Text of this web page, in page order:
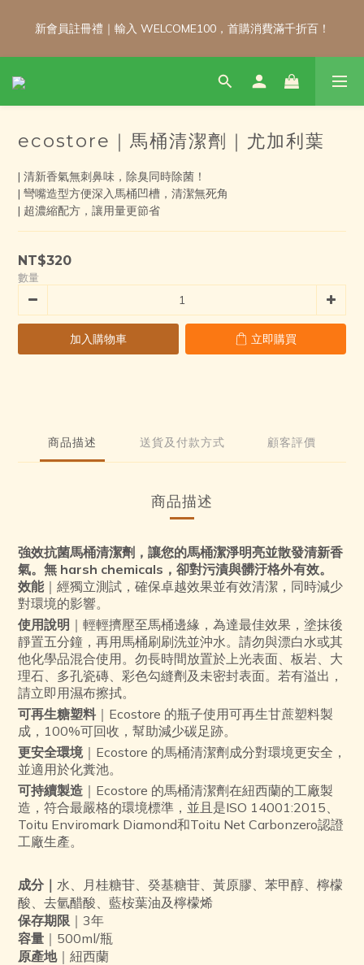
新會員註冊禮｜輸入 WELCOME100，首購消費滿千折百！
新會員註冊禮｜輸入 WELCOME100，首購消費滿千折百！
\ 免運門檻調整公告 / 6月1日起，常溫商品消費滿2,000免運！低溫
新會員註冊禮｜輸入 WELCOME100，首購消費滿千折百！
ecostore｜馬桶清潔劑｜尤加利葉
| 清新香氣無刺鼻味，除臭同時除菌！
| 彎嘴造型方便深入馬桶凹槽，清潔無死角
| 超濃縮配方，讓用量更節省
NT$320
數量
加入購物車 立即購買
商品描述 送貨及付款方式 顧客評價
商品描述
強效抗菌馬桶清潔劑，讓您的馬桶潔淨明亮並散發清新香
氣。無 harsh chemicals，卻對污漬與髒汙格外有效。
效能｜經獨立測試，確保卓越效果並有效清潔，同時減少
對環境的影響。
使用說明 ｜輕輕擠壓至馬桶邊緣，為達最佳效果，塗抹後
靜置五分鐘，再用馬桶刷刷洗並沖水。請勿與漂白水或其
他化學品混合使用。勿長時間放置於上光表面、板岩、大
理石、多孔瓷磚、彩色勾縫劑及未密封表面。若有溢出，
請立即用濕布擦拭。
可再生糖塑料｜Ecostore 的瓶子使用可再生甘蔗塑料製
成，100%可回收，幫助減少碳足跡。
更安全環境｜Ecostore 的馬桶清潔劑成分對環境更安全，
並適用於化糞池。
可持續製造 ｜Ecostore 的馬桶清潔劑在紐西蘭的工廠製
造，符合最嚴格的環境標準，並且是ISO 14001:2015、
Toitu Enviromark Diamond和Toitu Net Carbonzero認證
工廠生產。
成分｜ 水、月桂糖苷、癸基糖苷、黃原膠、苯甲醇、檸檬
酸、去氫醋酸、藍桉葉油及檸檬烯
保存期限 ｜3年
容量 ｜500ml/瓶
原產地｜紐西蘭